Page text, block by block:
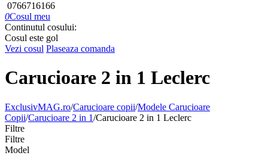
0766716166
0Cosul meu
Continutul cosului:
Cosul este gol
Vezi cosul Plaseaza comanda
Carucioare 2 in 1 Leclerc
ExclusivMAG.ro/Carucioare copii/Modele Carucioare
Copii/Carucioare 2 in 1/Carucioare 2 in 1 Leclerc
Filtre
Filtre
Model